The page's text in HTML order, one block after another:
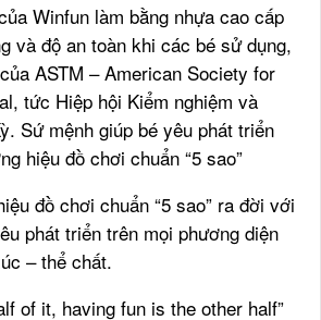
Winfun làm bằng nhựa cao cấp
và độ an toàn khi các bé sử dụng,
ASTM – American Society for
tức Hiệp hội Kiểm nghiệm và
Sứ mệnh giúp bé yêu phát triển
hiệu đồ chơi chuẩn “5 sao”
đồ chơi chuẩn “5 sao” ra đời với
phát triển trên mọi phương diện
– thể chất.
of it, having fun is the other half”